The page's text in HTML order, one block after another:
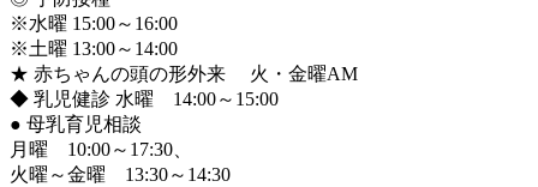
※水曜 15:00～16:00
※土曜 13:00～14:00
★ 赤ちゃんの頭の形外来 火・金曜AM
◆ 乳児健診 水曜 14:00～15:00
● 母乳育児相談
月曜 10:00～17:30、
火曜～金曜 13:30～14:30